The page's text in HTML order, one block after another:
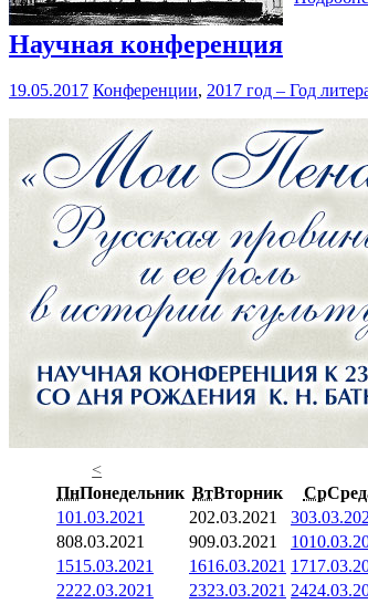
Научная конференция
19.05.2017 Конференции, 2017 год – Год
<
ПнПонедельник ВтВторник Ср
101.03.2021 202.03.2021 3
808.03.2021 909.03.2021 10
1515.03.2021 1616.03.2021 17
2222.03.2021 2323.03.2021 24